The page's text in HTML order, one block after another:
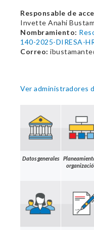
Responsable de
Invette Anahi
Nombramiento:
140-2025-DIRESA-
Correo:
Ver administradores
Datos generales